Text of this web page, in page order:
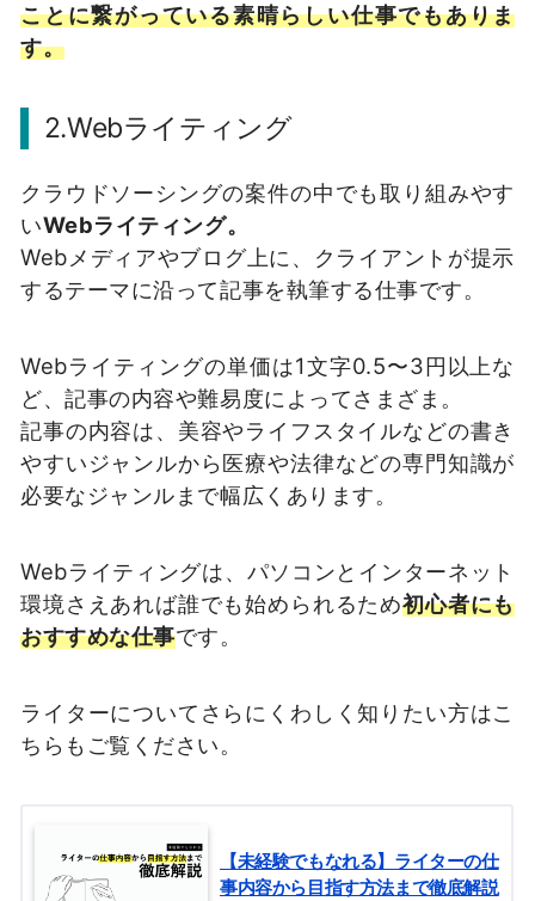
ことに繋がっている素晴らしい仕事でもありま
す。
2.Webライティング
クラウドソーシングの案件の中でも取り組みやす
いWebライティング。
Webメディアやブログ上に、クライアントが提示
するテーマに沿って記事を執筆する仕事です。
Webライティングの単価は1文字0.5〜3円以上な
ど、記事の内容や難易度によってさまざま。
記事の内容は、美容やライフスタイルなどの書き
やすいジャンルから医療や法律などの専門知識が
必要なジャンルまで幅広くあります。
Webライティングは、パソコンとインターネット
環境さえあれば誰でも始められるため初心者にも
おすすめな仕事です。
ライターについてさらにくわしく知りたい方はこ
ちらもご覧ください。
【未経験でもなれる】ライターの仕
事内容から目指す方法まで徹底解説